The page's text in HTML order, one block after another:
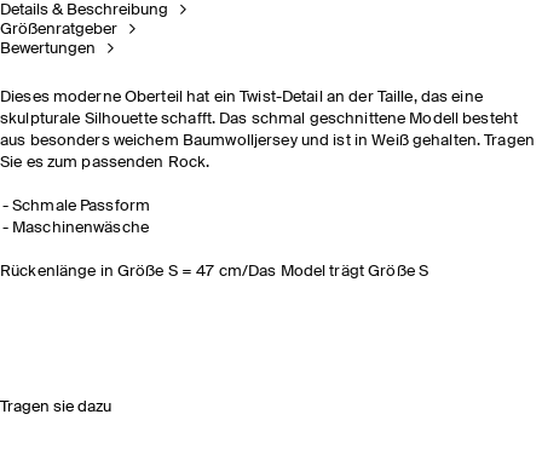
Details & Beschreibung
Größenratgeber
Bewertungen
Dieses moderne Oberteil hat ein Twist-Detail an der Taille, das eine
skulpturale Silhouette schafft. Das schmal geschnittene Modell besteht
aus besonders weichem Baumwolljersey und ist in Weiß gehalten. Tragen
Sie es zum passenden Rock.
Schmale Passform
Maschinenwäsche
Rückenlänge in Größe S = 47 cm/Das Model trägt Größe S
Tragen sie dazu